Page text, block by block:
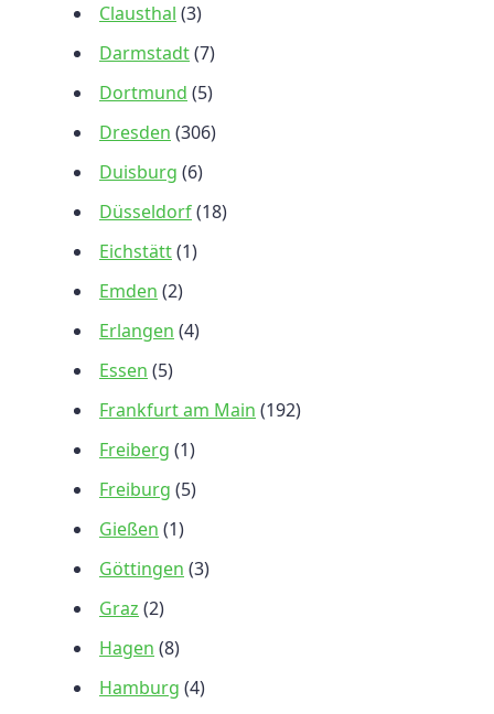
Clausthal (3)
Darmstadt(7)
Dortmund (5)
Dresden (306)
Duisburg (6)
Düsseldorf(18)
Eichstätt(1)
Emden (2)
Erlangen (4)
Essen (5)
Frankfurt am Main (192)
Freiberg (1)
Freiburg (5)
Gießen (1)
Göttingen (3)
Graz (2)
Hagen (8)
Hamburg (4)